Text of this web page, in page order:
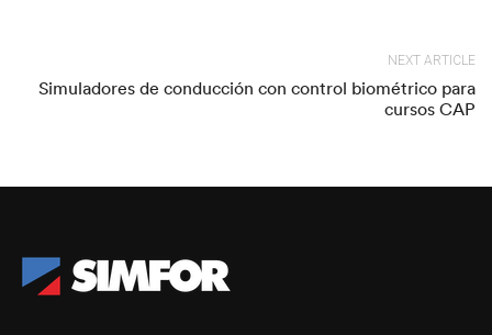
NEXT ARTICLE
Simuladores de conducción con control biométrico para
cursos CAP